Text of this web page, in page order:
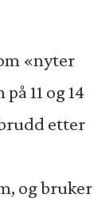
«nyter
11 og 14
etter
og bruker